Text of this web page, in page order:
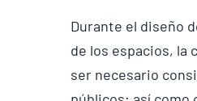
Durante el diseño
de los espacios, la
ser necesario